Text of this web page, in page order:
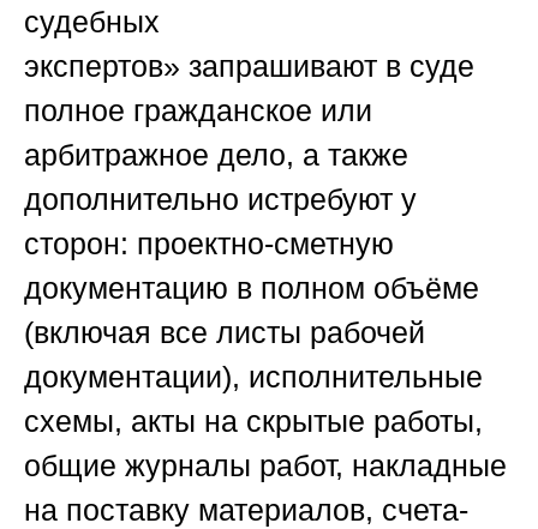
судебных
экспертов» запрашивают в суде
полное гражданское или
арбитражное дело, а также
дополнительно истребуют у
сторон: проектно-сметную
документацию в полном объёме
(включая все листы рабочей
документации), исполнительные
схемы, акты на скрытые работы,
общие журналы работ, накладные
на поставку материалов, счета-